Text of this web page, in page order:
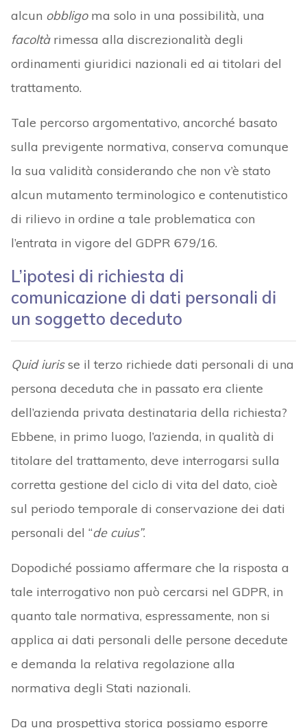
alcun obbligoma solo in una possibilità, una
facoltàrimessa alla discrezionalità degli
ordinamenti giuridici nazionali ed ai titolari del
trattamento.
Tale percorso argomentativo, ancorché basato
sulla previgente normativa, conserva comunque
la sua validità considerando che non v’è stato
alcun mutamento terminologico e contenutistico
di rilievo in ordine a tale problematica con
l’entrata in vigore del GDPR 679/16.
L’ipotesi di richiesta di
comunicazione di dati personali di
un soggetto deceduto
Quid iurisse il terzo richiede dati personali di una
persona deceduta che in passato era cliente
dell’azienda privata destinataria della richiesta?
Ebbene, in primo luogo, l’azienda, in qualità di
titolare del trattamento, deve interrogarsi sulla
corretta gestione del ciclo di vita del dato, cioè
sul periodo temporale di conservazione dei dati
personali del “de cuius”.
Dopodiché possiamo affermare che la risposta a
tale interrogativo non può cercarsi nel GDPR, in
quanto tale normativa, espressamente, non si
applica ai dati personali delle persone decedute
e demanda la relativa regolazione alla
normativa degli Stati nazionali.
Da una prospettiva storica possiamo esporre